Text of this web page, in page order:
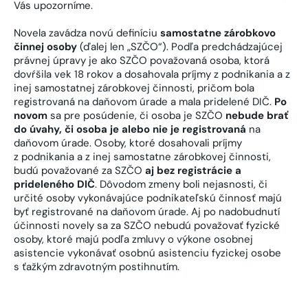
Vás upozorníme.
Novela zavádza novú definíciu samostatne zárobkovo
činnej osoby (ďalej len „SZČO“). Podľa predchádzajúcej
právnej úpravy je ako SZČO považovaná osoba, ktorá
dovŕšila vek 18 rokov a dosahovala príjmy z podnikania a z
inej samostatnej zárobkovej činnosti, pričom bola
registrovaná na daňovom úrade a mala pridelené DIČ. Po
novom sa pre posúdenie, či osoba je SZČO nebude brať
do úvahy, či osoba je alebo nie je registrovaná na
daňovom úrade. Osoby, ktoré dosahovali príjmy
z podnikania a z inej samostatne zárobkovej činnosti,
budú považované za SZČO aj bez registrácie a
prideleného DIČ. Dôvodom zmeny boli nejasnosti, či
určité osoby vykonávajúce podnikateľskú činnosť majú
byť registrované na daňovom úrade. Aj po nadobudnutí
účinnosti novely sa za SZČO nebudú považovať fyzické
osoby, ktoré majú podľa zmluvy o výkone osobnej
asistencie vykonávať osobnú asistenciu fyzickej osobe
s ťažkým zdravotným postihnutím.